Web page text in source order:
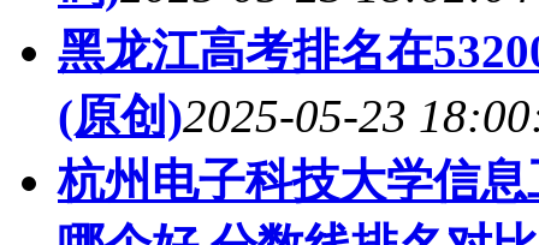
黑龙江高考排名在
(原创)2025-05-23
杭州电子科技大学信